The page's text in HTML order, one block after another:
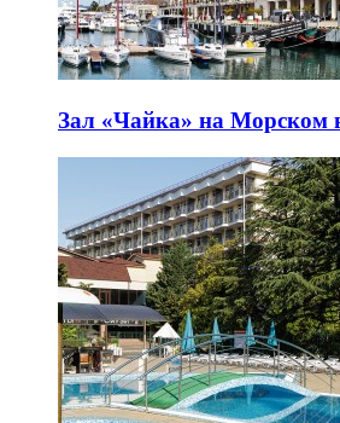
Зал «Чайка» на Морском